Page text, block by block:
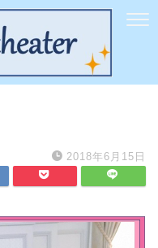
2018年6月15日